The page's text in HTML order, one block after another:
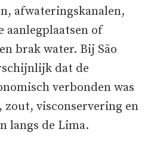
afwateringskanalen,
aanlegplaatsen of
brak water. Bij São
dat de
verbonden was
visconservering en
langs de Lima.